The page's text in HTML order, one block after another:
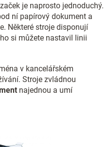
je naprosto jednoduchý.
ní papírový dokument a
Některé stroje disponují
si můžete nastavil linii
v kancelářském
Stroje zvládnou
najednou a umí